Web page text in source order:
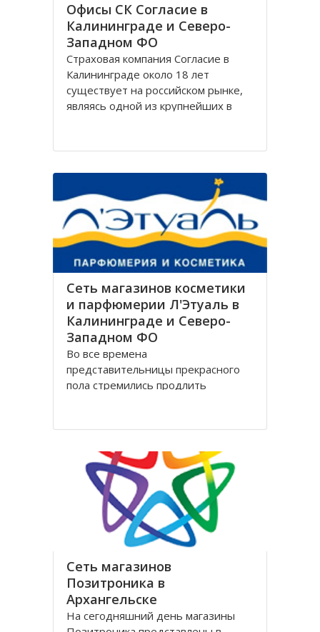
Офисы СК Согласие в
Калининграде и Северо-
Западном ФО
Страховая компания Согласие в
Калининграде около 18 лет
существует на российском рынке,
являясь одной из крупнейших в
только с лучшей стороны.
широко разветвлённую сеть
филиалов, которая охватывает
Сеть магазинов косметики
и парфюмерии Л'Этуаль в
Калининграде и Северо-
Западном ФО
Во все времена
представительницы прекрасного
пола стремились продлить
Женщины прилагали массу усилий
для достижения цели. Но это уже в
прошлом! Сегодня, благодаря
колоссальным достижениям в
области косметологии, ухаживать
за лицом и телом стало
Сеть магазинов
Позитроника в
Архангельске
На сегодняшний день магазины